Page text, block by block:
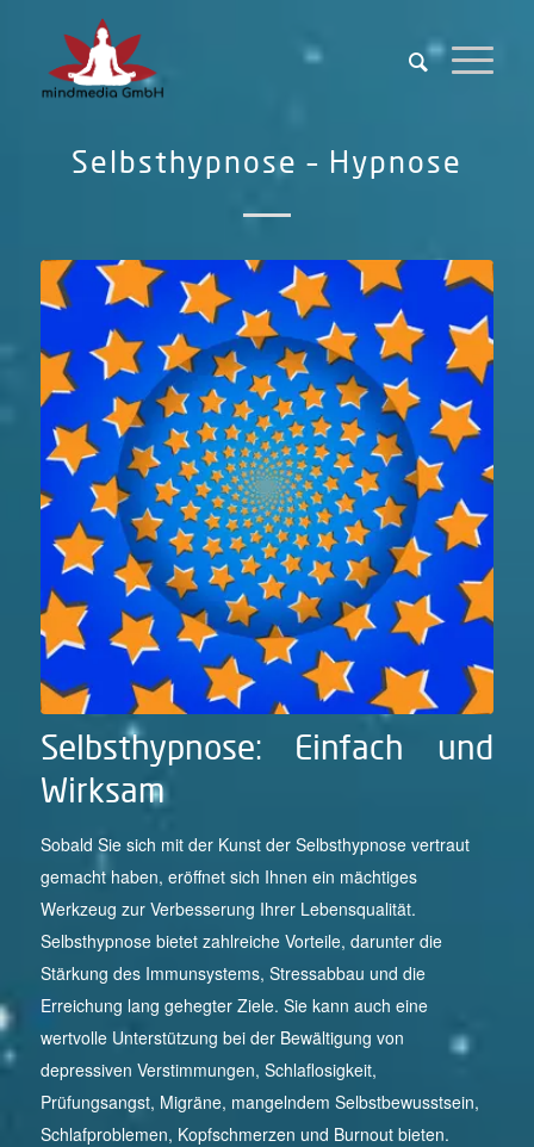
Selbsthypnose – Hypnose
Selbsthypnose: Einfach und
Wirksam
Sobald Sie sich mit der Kunst der Selbsthypnose vertraut
gemacht haben, eröffnet sich Ihnen ein mächtiges
Werkzeug zur Verbesserung Ihrer Lebensqualität.
Selbsthypnose bietet zahlreiche Vorteile, darunter die
Stärkung des Immunsystems, Stressabbau und die
Erreichung lang gehegter Ziele. Sie kann auch eine
wertvolle Unterstützung bei der Bewältigung von
depressiven Verstimmungen, Schlaflosigkeit,
Prüfungsangst, Migräne, mangelndem Selbstbewusstsein,
Schlafproblemen, Kopfschmerzen und Burnout bieten.